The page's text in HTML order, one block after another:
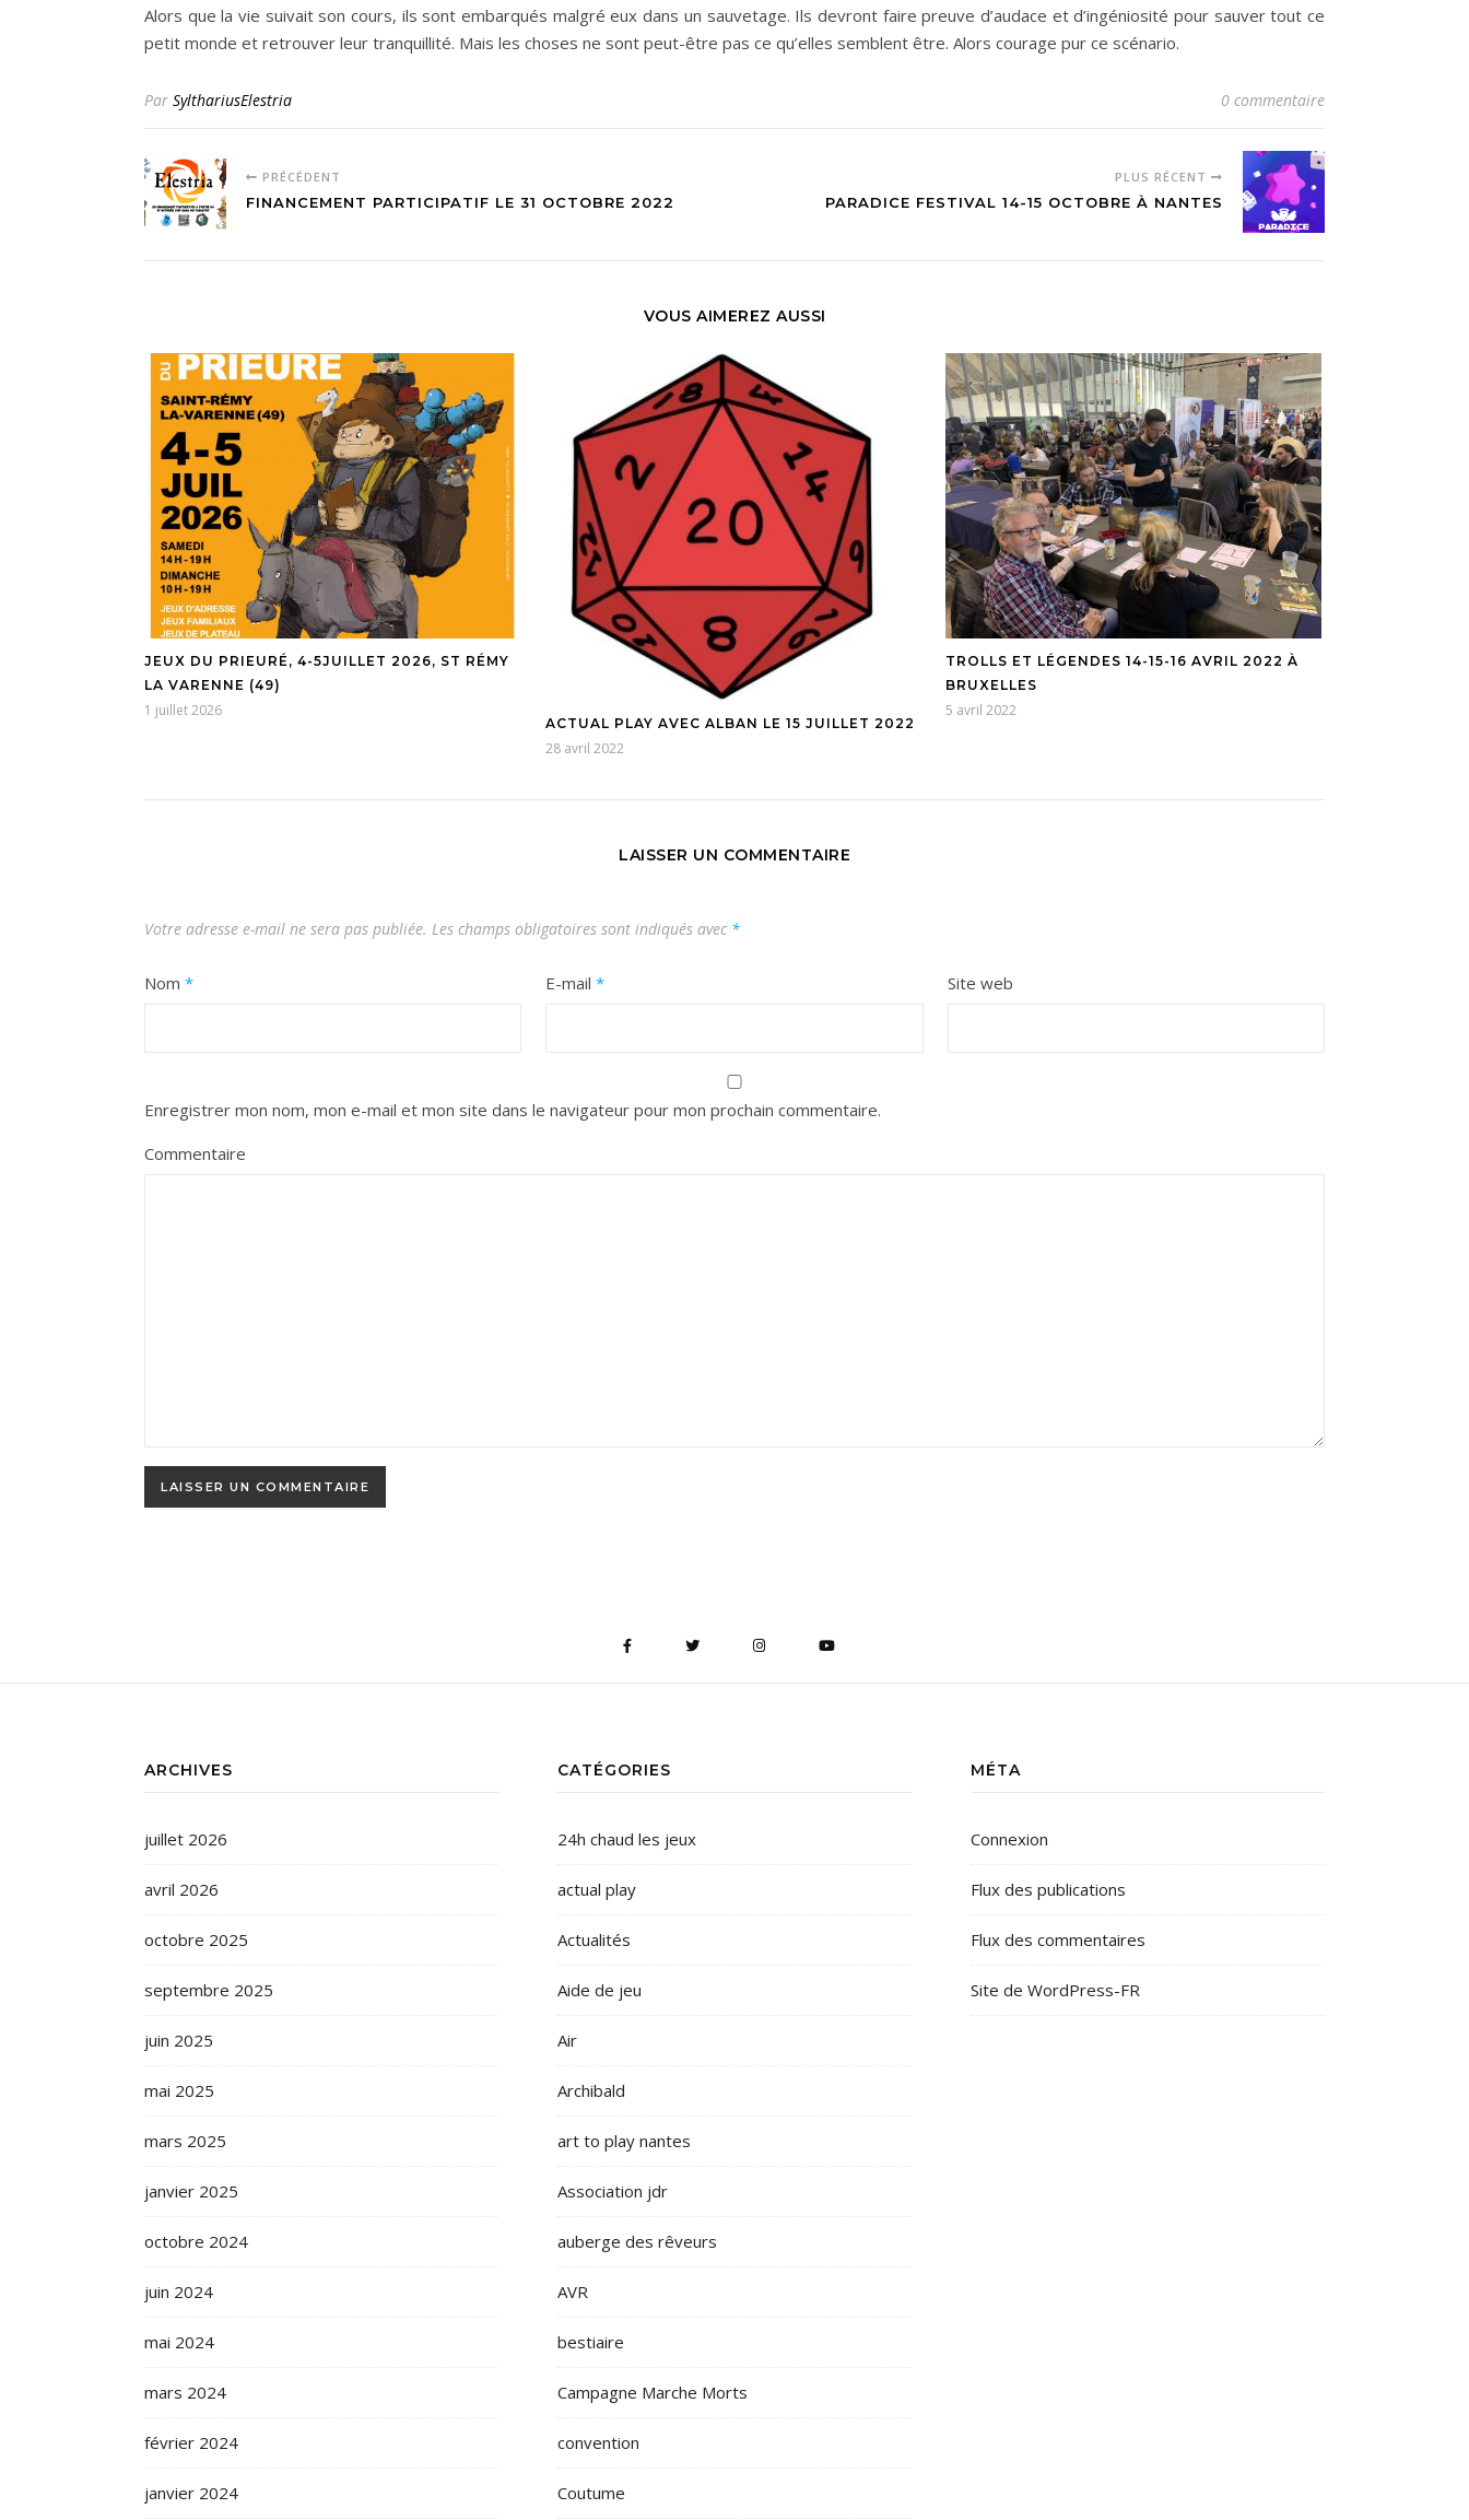
Alors que la vie suivait son cours, ils sont embarqués malgré eux dans un sauvetage. Ils devront faire preuve d’audace et d’ingéniosité pour sauver tout ce
petit monde et retrouver leur tranquillité. Mais les choses ne sont peut-être pas ce qu’elles semblent être. Alors courage pur ce scénario.
Par SylthariusElestria 0 commentaire
PRÉCÉDENT
FINANCEMENT PARTICIPATIF LE 31 OCTOBRE 2022
PLUS RÉCENT
PARADICE FESTIVAL 14-15 OCTOBRE À NANTES
VOUS AIMEREZ AUSSI
JEUX DU PRIEURÉ, 4-5JUILLET 2026, ST RÉMY
LA VARENNE (49)
1 juillet 2026
ACTUAL PLAY AVEC ALBAN LE 15 JUILLET 2022
28 avril 2022
TROLLS ET LÉGENDES 14-15-16 AVRIL 2022 À
BRUXELLES
5 avril 2022
LAISSER UN COMMENTAIRE
Votre adresse e-mail ne sera pas publiée. Les champs obligatoires sont indiqués avec *
Nom * E-mail* Site web
Enregistrer mon nom, mon e-mail et mon site dans le navigateur pour mon prochain commentaire.
Commentaire
ARCHIVES
juillet 2026
avril 2026
octobre 2025
septembre 2025
juin 2025
mai 2025
mars 2025
janvier 2025
octobre 2024
juin 2024
mai 2024
mars 2024
février 2024
janvier 2024
CATÉGORIES
24h chaud les jeux
actual play
Actualités
Aide de jeu
Air
Archibald
art to play nantes
Association jdr
auberge des rêveurs
AVR
bestiaire
Campagne Marche Morts
convention
Coutume
MÉTA
Connexion
Flux des publications
Flux des commentaires
Site de WordPress-FR